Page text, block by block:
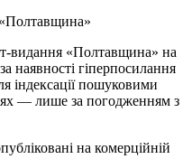
видання «Полтавщина» на
наявності гіперпосилання
індексації пошуковими
— лише за погодженням з
на комерційній